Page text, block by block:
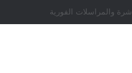
صفقة محمد صلاح